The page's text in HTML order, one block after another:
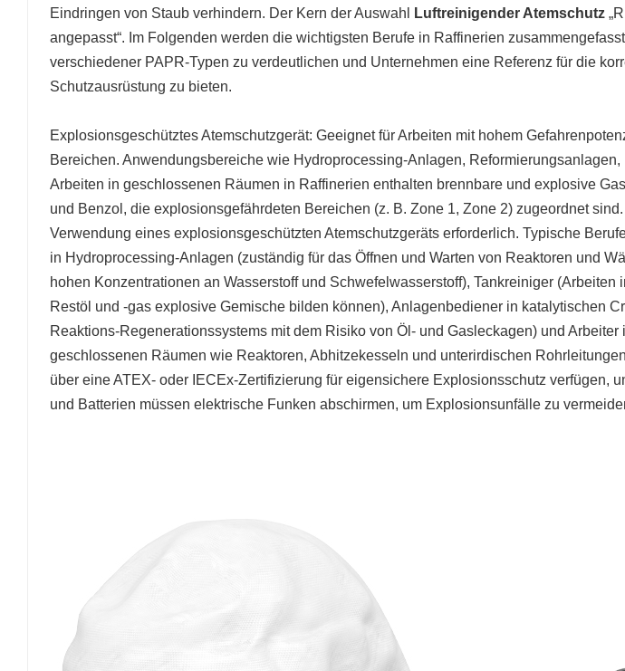
Eindringen von Staub verhindern. Der Kern der Auswahl
Luftreinigender Atemschutz
angepasst“. Im Folgenden werden die wichtigsten Berufe in Raffinerien
verschiedener PAPR-Typen zu verdeutlichen und Unternehmen eine Referenz für die
Schutzausrüstung zu bieten.
Explosionsgeschütztes Atemschutzgerät: Geeignet für Arbeiten mit hohem
Bereichen. Anwendungsbereiche wie Hydroprocessing-Anlagen,
Arbeiten in geschlossenen Räumen in Raffinerien enthalten brennbare und explosive
und Benzol, die explosionsgefährdeten Bereichen (z. B. Zone 1, Zone 2) zugeordnet
Verwendung eines explosionsgeschützten Atemschutzgeräts erforderlich. Typische
in Hydroprocessing-Anlagen (zuständig für das Öffnen und Warten von Reaktoren und
hohen Konzentrationen an Wasserstoff und Schwefelwasserstoff), Tankreiniger
Restöl und -gas explosive Gemische bilden können), Anlagenbediener in katalytischen
Reaktions-Regenerationssystems mit dem Risiko von Öl- und Gasleckagen) und
geschlossenen Räumen wie Reaktoren, Abhitzekesseln und unterirdischen
über eine ATEX- oder IECEx-Zertifizierung für eigensichere Explosionsschutz verfügen,
und Batterien müssen elektrische Funken abschirmen, um Explosionsunfälle zu